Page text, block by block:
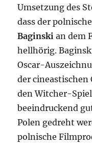
Umsetzung des
dass der
Baginskian dem
hellhörig.
Oscar-
der cineastischen
den Witcher-
beeindruckend
Polen gedreht
polnische